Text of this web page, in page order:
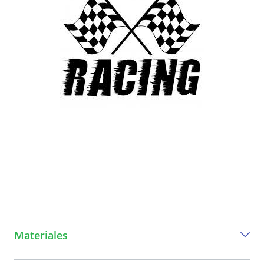
Materiales